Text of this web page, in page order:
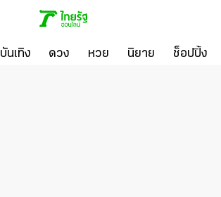
บันเทิง ดวง หวย นิยาย ช็อปปิ้ง